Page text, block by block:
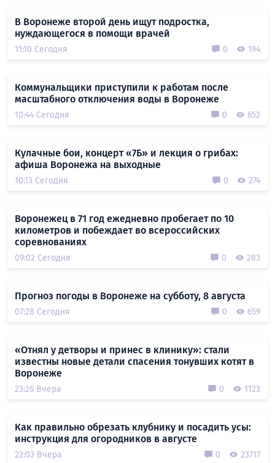
В Воронеже второй день ищут подростка,
нуждающегося в помощи врачей
11:10 Сегодня 0 194
Коммунальщики приступили к работам после
масштабного отключения воды в Воронеже
10:44 Сегодня 0 652
Кулачные бои, концерт «7Б» и лекция о грибах:
афиша Воронежа на выходные
10:13 Сегодня 0 274
Воронежец в 71 год ежедневно пробегает по 10
километров и побеждает во всероссийских
соревнованиях
09:02 Сегодня 0 283
Прогноз погоды в Воронеже на субботу, 8 августа
07:28 Сегодня 0 659
«Отнял у детворы и принес в клинику»: стали
известны новые детали спасения тонувших котят в
Воронеже
23:26 Вчера 0 1123
Как правильно обрезать клубнику и посадить усы:
инструкция для огородников в августе
22:03 Вчера 0 23717